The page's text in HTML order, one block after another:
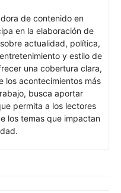
de contenido en
en la elaboración de
actualidad, política,
y estilo de
una cobertura clara,
los acontecimientos más
busca aportar
permita a los lectores
los temas que impactan